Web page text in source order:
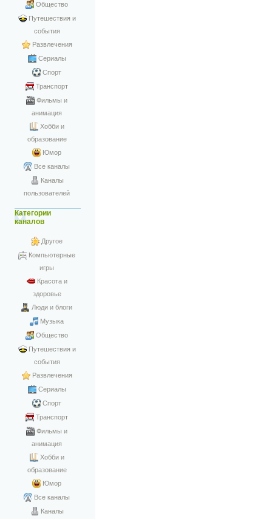
Общество
Путешествия и
события
Развлечения
Сериалы
Спорт
Транспорт
Фильмы и
анимация
Хобби и
образование
Юмор
Все каналы
Каналы
пользователей
Категории
каналов
Другое
Компьютерные
игры
Красота и
здоровье
Люди и блоги
Музыка
Общество
Путешествия и
события
Развлечения
Сериалы
Спорт
Транспорт
Фильмы и
анимация
Хобби и
образование
Юмор
Все каналы
Каналы